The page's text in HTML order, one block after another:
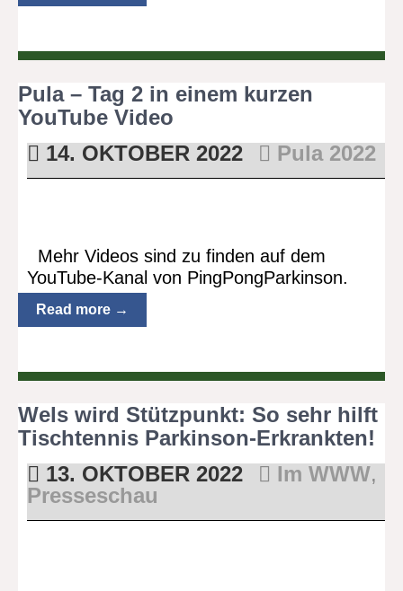
Pula – Tag 2 in einem kurzen
YouTube Video
14. OKTOBER 2022
Pula 2022
Mehr Videos sind zu finden auf dem
YouTube-Kanal von PingPongParkinson.
Read more →
Wels wird Stützpunkt: So sehr hilft
Tischtennis Parkinson-Erkrankten!
13. OKTOBER 2022
Im WWW,
Presseschau